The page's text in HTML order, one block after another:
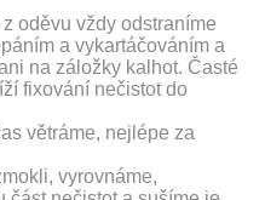
oděvu vždy odstraníme
a vykartáčováním a
na záložky kalhot. Časté
fixování nečistot do
větráme, nejlépe za
vyrovnáme,